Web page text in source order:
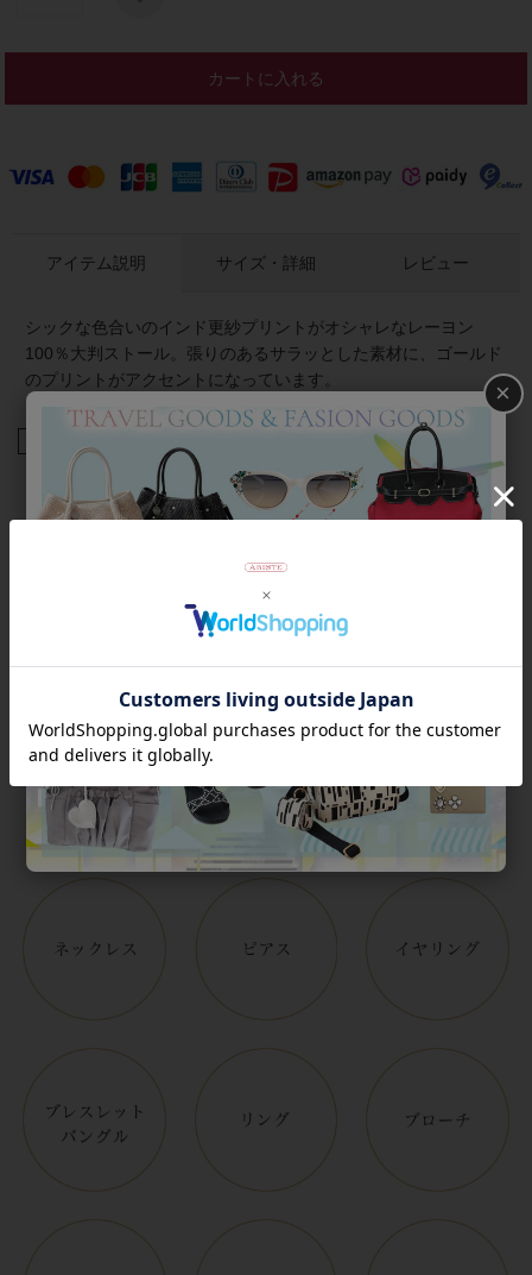
カートに入れる
アイテム説明
シックな色合いのインド更紗プリントがオシャレなレーヨン
100％大判ストール。張りのあるサラッとした素材に、ゴールド
のプリントがアクセントになっています。
サイズ・詳細 レビュー
Category
アイテムカテゴリー
×